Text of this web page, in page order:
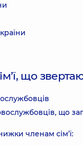
що
що
членам сім’ї: